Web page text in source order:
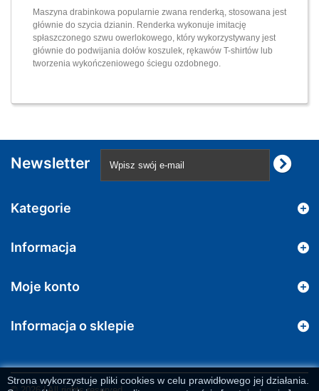
Maszyna drabinkowa popularnie zwana renderką, stosowana jest
głównie do szycia dzianin. Renderka wykonuje imitację
spłaszczonego szwu owerlokowego, który wykorzystywany jest
głównie do podwijania dołów koszulek, rękawów T-shirtów lub
tworzenia wykończeniowego ściegu ozdobnego.
Newsletter
Kategorie
Informacja
Moje konto
Informacja o sklepie
Strona wykorzystuje pliki cookies w celu prawidłowego jej działania.